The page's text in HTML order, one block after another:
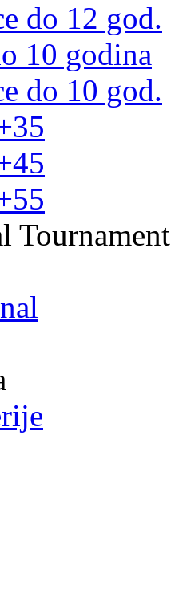
do 12 god.
10 godina
do 10 god.